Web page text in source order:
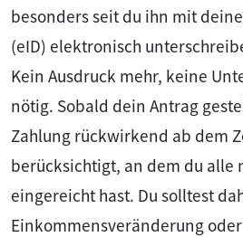
besonders seit du ihn mit
(eID) elektronisch
Kein Ausdruck mehr, keine
nötig. Sobald dein Antrag
Zahlung rückwirkend ab dem
berücksichtigt, an dem du alle
eingereicht hast. Du solltest
Einkommensveränderung